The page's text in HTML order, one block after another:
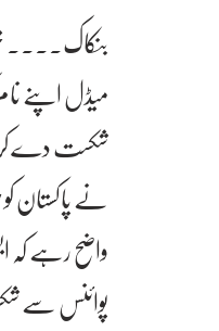
بنکاک۔۔۔۔
میڈل اپنے
شکست دے کر
نے پاکستان کو 27 کے مقابلے میں 40 پوائنٹس سے شکست دی۔
پوائنس